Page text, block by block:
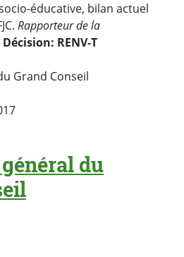
éducative, bilan actuel
Rapporteur de la
Décision: RENV-T
Grand Conseil
du